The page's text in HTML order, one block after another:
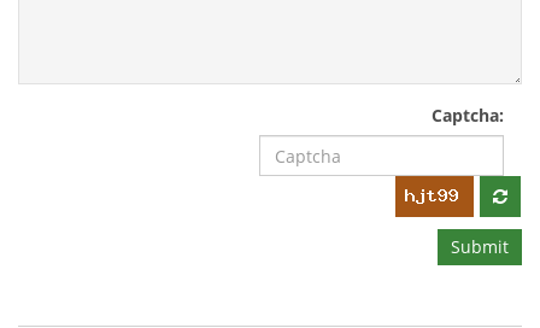
Captcha:
Submit